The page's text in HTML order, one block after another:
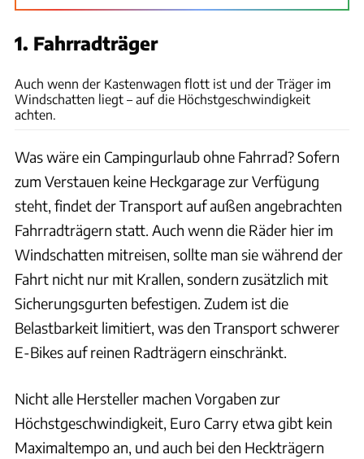
1. Fahrradträger
Auch wenn der Kastenwagen flott ist und der Träger im
Windschatten liegt – auf die Höchstgeschwindigkeit
achten.
Was wäre ein Campingurlaub ohne Fahrrad? Sofern
zum Verstauen keine Heckgarage zur Verfügung
steht, findet der Transport auf außen angebrachten
Fahrradträgern statt. Auch wenn die Räder hier im
Windschatten mitreisen, sollte man sie während der
Fahrt nicht nur mit Krallen, sondern zusätzlich mit
Sicherungsgurten befestigen. Zudem ist die
Belastbarkeit limitiert, was den Transport schwerer
E-Bikes auf reinen Radträgern einschränkt.
Nicht alle Hersteller machen Vorgaben zur
Höchstgeschwindigkeit, Euro Carry etwa gibt kein
Maximaltempo an, und auch bei den Heckträgern